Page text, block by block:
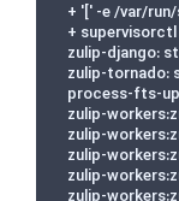
+ '[' -e /var/
+
zulip-django:
zulip-tornado:
process-fts-
zulip-
zulip-
zulip-
zulip-
zulip-